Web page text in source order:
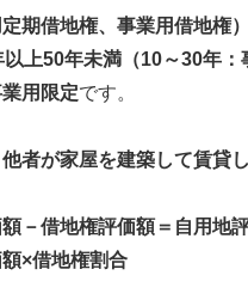
期借地権、事業用借地権
上50年未満（10～30年
用限定です。
者が家屋を建築して賃貸
－借地権評価額＝自用地
×借地権割合